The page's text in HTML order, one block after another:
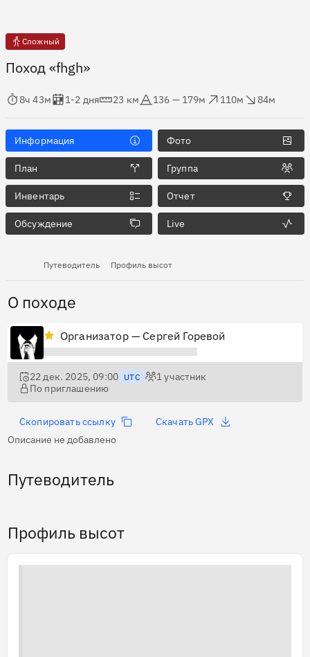
Сложный
Поход «fhgh»
в пути
8ч 43м
Оценка в днях
1-2 дня
Дистанция
23 км
136 — 179м
110м
84м
Информация Фото
План Группа
Инвентарь Отчет
Обсуждение Live
Путеводитель Профиль высот
О походе
Организатор — Сергей Горевой
22 дек. 2025, 09:00 UTC 1участник
По приглашению
Скопировать ссылку
Скачать GPX
Описание не добавлено
Путеводитель
Профиль высот